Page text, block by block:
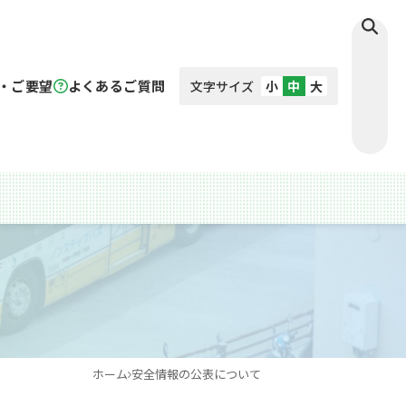
ご要望 よくあるご質問 文字サイズ 小 中 大
ホーム 安全情報の公表について